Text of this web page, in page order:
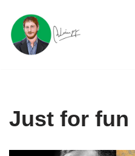
Ir
al
Just for fun